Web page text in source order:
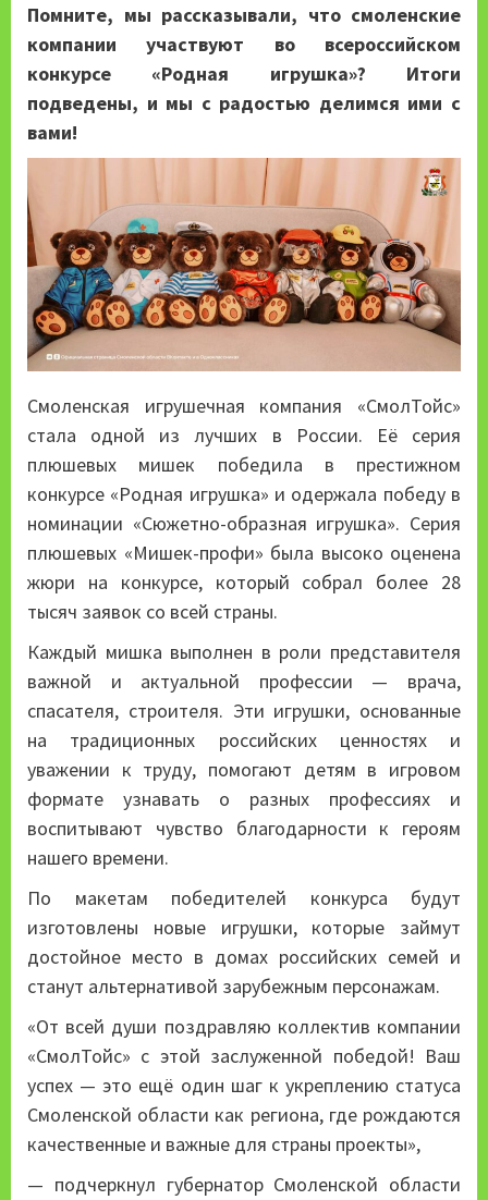
Помните, мы рассказывали, что смоленские
компании участвуют во всероссийском
конкурсе «Родная игрушка»? Итоги
подведены, и мы с радостью делимся ими с
вами!
Смоленская игрушечная компания «СмолТойс»
стала одной из лучших в России. Её серия
плюшевых мишек победила в престижном
конкурсе «Родная игрушка» и одержала победу в
номинации «Сюжетно-образная игрушка». Серия
плюшевых «Мишек-профи» была высоко оценена
жюри на конкурсе, который собрал более 28
тысяч заявок со всей страны.
Каждый мишка выполнен в роли представителя
важной и актуальной профессии — врача,
спасателя, строителя. Эти игрушки, основанные
на традиционных российских ценностях и
уважении к труду, помогают детям в игровом
формате узнавать о разных профессиях и
воспитывают чувство благодарности к героям
нашего времени.
По макетам победителей конкурса будут
изготовлены новые игрушки, которые займут
достойное место в домах российских семей и
станут альтернативой зарубежным персонажам.
«От всей души поздравляю коллектив компании
«СмолТойс» с этой заслуженной победой! Ваш
успех — это ещё один шаг к укреплению статуса
Смоленской области как региона, где рождаются
качественные и важные для страны проекты»,
— подчеркнул губернатор Смоленской области